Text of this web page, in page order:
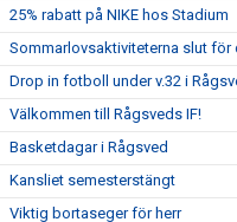
25% rabatt på NIKE hos Stadium
Sommarlovsaktiviteterna slut för
Drop in fotboll under v.32 i
Välkommen till Rågsveds IF!
Basketdagar i Rågsved
Kansliet semesterstängt
Viktig bortaseger för herr